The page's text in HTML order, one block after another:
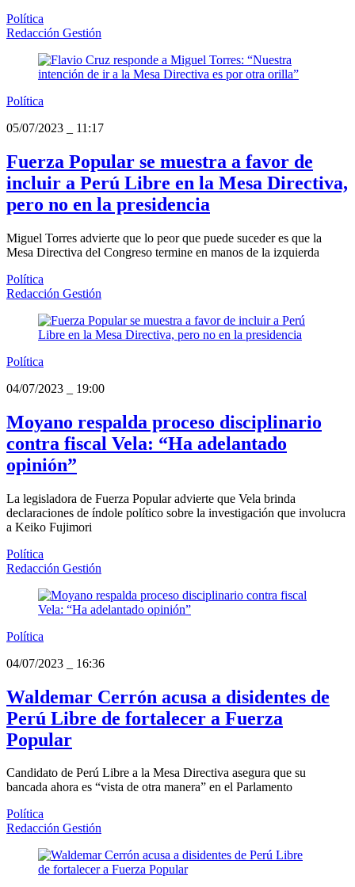
Política
Redacción Gestión
Política
05/07/2023
11:17
Fuerza Popular se muestra a favor de
incluir a Perú Libre en la Mesa Directiva,
pero no en la presidencia
Miguel Torres advierte que lo peor que puede suceder es que la
Mesa Directiva del Congreso termine en manos de la izquierda
Política
Redacción Gestión
Política
04/07/2023
19:00
Moyano respalda proceso disciplinario
contra fiscal Vela: “Ha adelantado
opinión”
La legisladora de Fuerza Popular advierte que Vela brinda
declaraciones de índole político sobre la investigación que involucra
a Keiko Fujimori
Política
Redacción Gestión
Política
04/07/2023
16:36
Waldemar Cerrón acusa a disidentes de
Perú Libre de fortalecer a Fuerza
Popular
Candidato de Perú Libre a la Mesa Directiva asegura que su
bancada ahora es “vista de otra manera” en el Parlamento
Política
Redacción Gestión